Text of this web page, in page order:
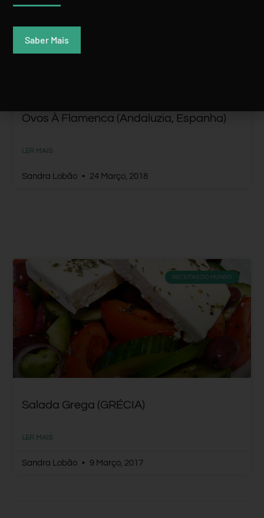
Ovos À Flamenca (Andaluzia, Espanha)
LER MAIS
Sandra Lobão 24 Março, 2018
RECEITAS DO MUNDO
Salada Grega (GRÉCIA)
LER MAIS
Sandra Lobão 9 Março, 2017
Saber Mais